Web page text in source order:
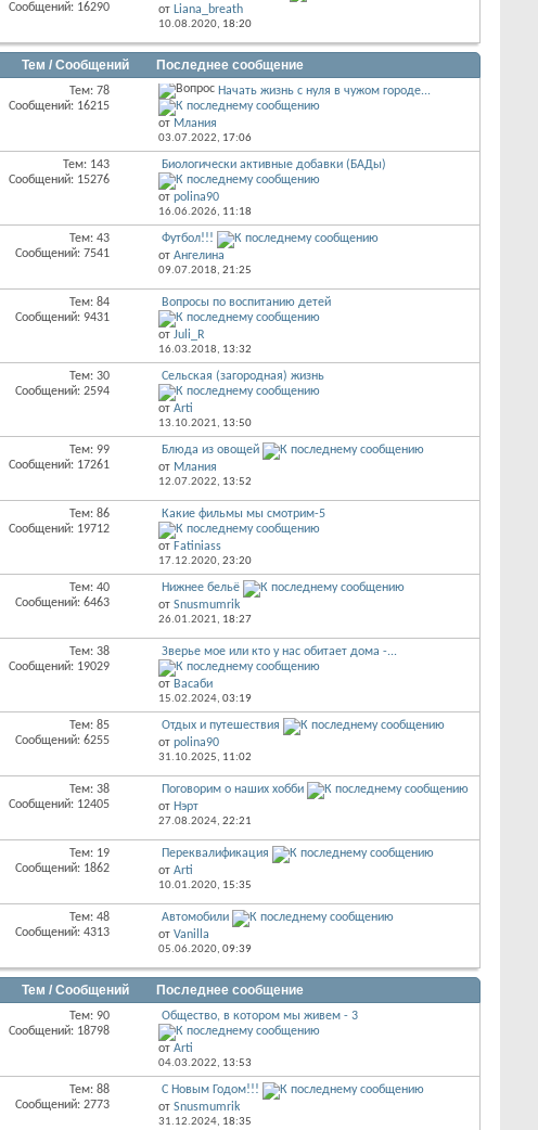
Сообщений: 16290
от Liana_breath
10.08.2020, 18:20
Тем / Сообщений Последнее сообщение
Тем: 78
Сообщений: 16215
Начать жизнь с нуля в чужом городе...
от Млания
03.07.2022, 17:06
Тем: 143
Сообщений: 15276
Биологически активные добавки (БАДы)
от polina90
16.06.2026, 11:18
Тем: 43
Сообщений: 7541
Футбол!!!
от Ангелина
09.07.2018, 21:25
Тем: 84
Сообщений: 9431
Вопросы по воспитанию детей
от Juli_R
16.03.2018, 13:32
Тем: 30
Сообщений: 2594
Сельская (загородная) жизнь
от Arti
13.10.2021, 13:50
Тем: 99
Сообщений: 17261
Блюда из овощей
от Млания
12.07.2022, 13:52
Тем: 86
Сообщений: 19712
Какие фильмы мы смотрим-5
от Fatiniass
17.12.2020, 23:20
Тем: 40
Сообщений: 6463
Нижнее бельё
от Snusmumrik
26.01.2021, 18:27
Тем: 38
Сообщений: 19029
Зверье мое или кто у нас обитает дома -...
от Васаби
15.02.2024, 03:19
Тем: 85
Сообщений: 6255
Отдых и путешествия
от polina90
31.10.2025, 11:02
Тем: 38
Сообщений: 12405
Поговорим о наших хобби
от Нэрт
27.08.2024, 22:21
Тем: 19
Сообщений: 1862
Переквалификация
от Arti
10.01.2020, 15:35
Тем: 48
Сообщений: 4313
Автомобили
от Vanilla
05.06.2020, 09:39
Тем / Сообщений Последнее сообщение
Тем: 90
Сообщений: 18798
Общество, в котором мы живем - 3
от Arti
04.03.2022, 13:53
Тем: 88
Сообщений: 2773
С Новым Годом!!!
от Snusmumrik
31.12.2024, 18:35